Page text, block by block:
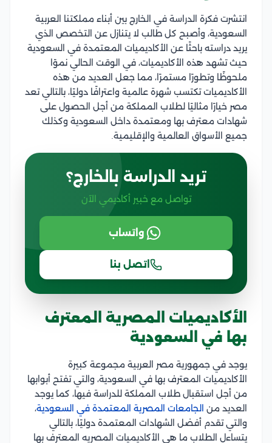
انتشرت فكرة الدراسة في الخارج بين أبناء مملكتنا العربية
السعودية، وأصبح كل طالب لا يتنازل عن التخصص الذي
يريد دراسته باحثًا عن الأكاديميات المعتمدة في السعودية
حيث تشهد هذه الأكاديميات، في الوقت الحالي نموًا
ملحوظًا وتطورًا مستمرًا، مما جعل العديد من هذه
الأكاديميات تكتسب شهرة عالمية واعترافًا دوليًا، بالتالي تعد
مصر خيارًا مثاليًا لطلاب المملكة من أجل الحصول على
شهادات معترف بها ومعتمدة داخل السعودية وكذلك
جميع الأسواق العالمية والإقليمية.
تريد الدراسة بالخارج؟
تواصل مع خبير أكاديمي الآن
واتساب
اتصل بنا
الأكاديميات المصرية المعترف
بها في السعودية
يوجد في جمهورية مصر العربية مجموعة كبيرة
الأكاديميات المعترف بها في السعودية، والتي تفتح أبوابها
من أجل استقبال طلاب المملكة للدراسة فيها، كما يوجد
العديد من
الجامعات المصرية المعتمدة في السعودية،
والتي تقدم أفضل الشهادات المعتمدة دوليًا، بالتالي
يتساءل الطلاب ما هي الأكاديميات المصريه المعترف بها